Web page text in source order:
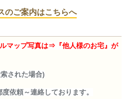
のご案内はこちらへ
マップ写真は⇒『他人様のお宅』が
された場合)
依頼～連絡しております。